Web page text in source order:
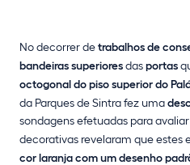
No decorrer detrabalhos de
bandeiras superioresdasportas
octogonal do piso superior do
da Parques de Sintra fez uma
sondagens efetuadas para
decorativas revelaram que estes
cor laranja com um desenho